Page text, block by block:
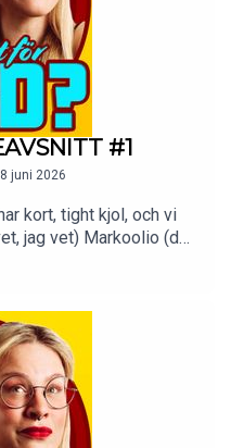
#1
juni 2026
kort, tight kjol, och vi
jag vet) Markoolio (det
till
och här kommer
på ett axplock av
finns att kolla på